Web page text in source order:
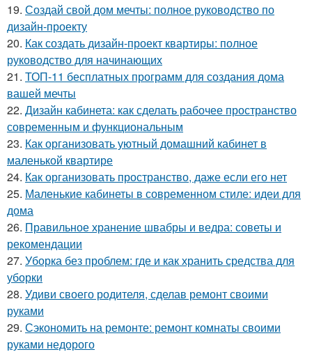
19. Создай свой дом мечты: полное руководство по
дизайн-проекту
20. Как создать дизайн-проект квартиры: полное
руководство для начинающих
21. ТОП-11 бесплатных программ для создания дома
вашей мечты
22. Дизайн кабинета: как сделать рабочее пространство
современным и функциональным
23. Как организовать уютный домашний кабинет в
маленькой квартире
24. Как организовать пространство, даже если его нет
25. Маленькие кабинеты в современном стиле: идеи для
дома
26. Правильное хранение швабры и ведра: советы и
рекомендации
27. Уборка без проблем: где и как хранить средства для
уборки
28. Удиви своего родителя, сделав ремонт своими
руками
29. Сэкономить на ремонте: ремонт комнаты своими
руками недорого